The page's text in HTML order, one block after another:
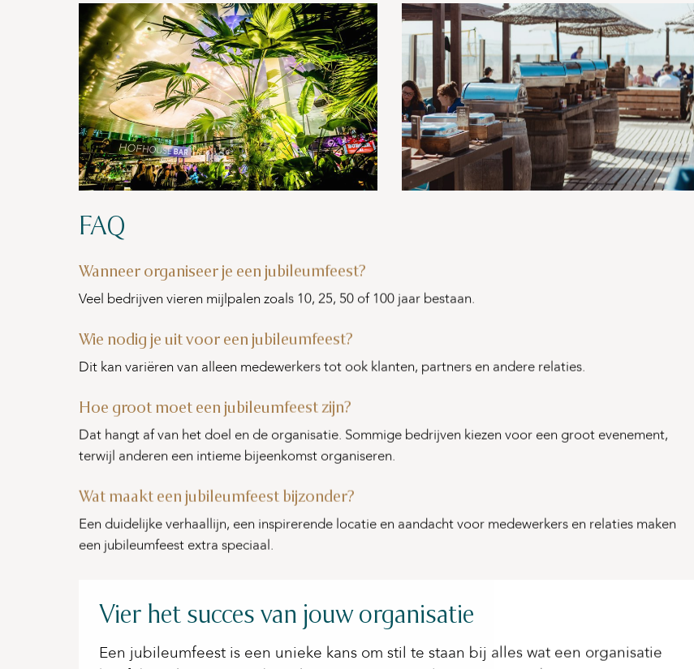
FAQ
Wanneer organiseer je een jubileumfeest?
Veel bedrijven vieren mijlpalen zoals 10, 25, 50 of 100 jaar bestaan.
Wie nodig je uit voor een jubileumfeest?
Dit kan variëren van alleen medewerkers tot ook klanten, partners en andere relaties.
Hoe groot moet een jubileumfeest zijn?
Dat hangt af van het doel en de organisatie. Sommige bedrijven kiezen voor een groot evenement,
terwijl anderen een intieme bijeenkomst organiseren.
Wat maakt een jubileumfeest bijzonder?
Een duidelijke verhaallijn, een inspirerende locatie en aandacht voor medewerkers en relaties maken
een jubileumfeest extra speciaal.
Vier het succes van jouw organisatie
Een jubileumfeest is een unieke kans om stil te staan bij alles wat een organisatie